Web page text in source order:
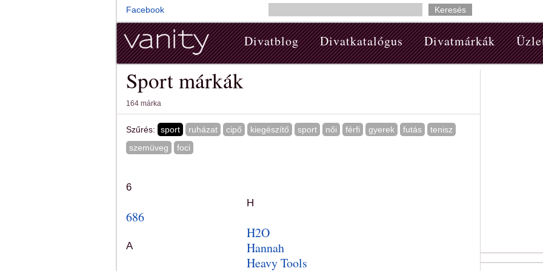
Facebook
Divatblog Divatkatalógus Divatmárkák
Sport márkák
164 márka
Szűrés: sport ruházat cipő kiegészítő sport női férfi gyerek futás
tenisz
szemüveg
foci
6
686
A
H
H2O
Hannah
Heavy Tools